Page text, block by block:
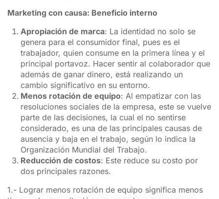
Marketing con causa: Beneficio interno
Apropiación de marca: La identidad no solo se
genera para el consumidor final, pues es el
trabajador, quien consume en la primera línea y el
principal portavoz. Hacer sentir al colaborador que
además de ganar dinero, está realizando un
cambio significativo en su entorno.
Menos rotación de equipo: Al empatizar con las
resoluciones sociales de la empresa, este se vuelve
parte de las decisiones, la cual el no sentirse
considerado, es una de las principales causas de
ausencia y baja en el trabajo, según lo indica la
Organización Mundial del Trabajo.
Reducción de costos: Este reduce su costo por
dos principales razones.
1.- Lograr menos rotación de equipo significa menos